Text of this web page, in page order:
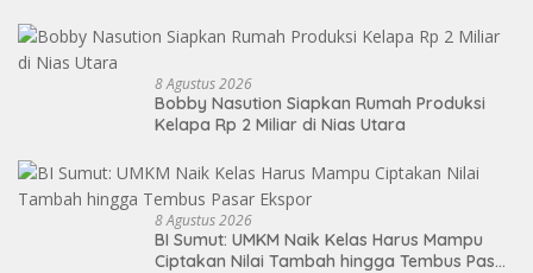
8 Agustus 2026
Bobby Nasution Siapkan Rumah Produksi
Kelapa Rp 2 Miliar di Nias Utara
8 Agustus 2026
BI Sumut: UMKM Naik Kelas Harus Mampu
Ciptakan Nilai Tambah hingga Tembus Pasar